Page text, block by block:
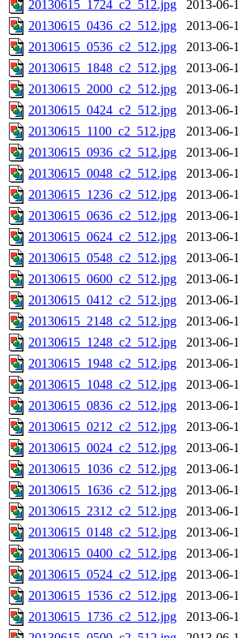
20130615_1724_c2_512.jpg
2013-06-
20130615_0436_c2_512.jpg
2013-06-
20130615_0536_c2_512.jpg
2013-06-
20130615_1848_c2_512.jpg
2013-06-
20130615_2000_c2_512.jpg
2013-06-
20130615_0424_c2_512.jpg
2013-06-
20130615_1100_c2_512.jpg
2013-06-
20130615_0936_c2_512.jpg
2013-06-
20130615_0048_c2_512.jpg
2013-06-
20130615_1236_c2_512.jpg
2013-06-
20130615_0636_c2_512.jpg
2013-06-
20130615_0624_c2_512.jpg
2013-06-
20130615_0548_c2_512.jpg
2013-06-
20130615_0600_c2_512.jpg
2013-06-
20130615_0412_c2_512.jpg
2013-06-
20130615_2148_c2_512.jpg
2013-06-
20130615_1248_c2_512.jpg
2013-06-
20130615_1948_c2_512.jpg
2013-06-
20130615_1048_c2_512.jpg
2013-06-
20130615_0836_c2_512.jpg
2013-06-
20130615_0212_c2_512.jpg
2013-06-
20130615_0024_c2_512.jpg
2013-06-
20130615_1036_c2_512.jpg
2013-06-
20130615_1636_c2_512.jpg
2013-06-
20130615_2312_c2_512.jpg
2013-06-
20130615_0148_c2_512.jpg
2013-06-
20130615_0400_c2_512.jpg
2013-06-
20130615_0524_c2_512.jpg
2013-06-
20130615_1536_c2_512.jpg
2013-06-
20130615_1736_c2_512.jpg
2013-06-